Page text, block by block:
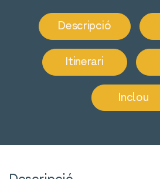
Descripció
Itinerari
Inclou